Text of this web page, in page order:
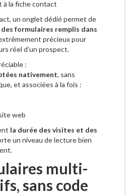
à la fiche contact
un onglet dédié permet de
des formulaires remplis dans
précieux pour
réel d’un prospect.
:
nativement, sans
et associées à la fois :
web
la durée des visites et des
un niveau de lecture bien
multi-
sans code